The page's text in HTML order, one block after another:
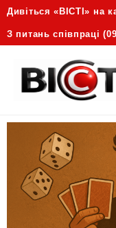
Дивіться «ВІСТІ» на
З питань співпраці